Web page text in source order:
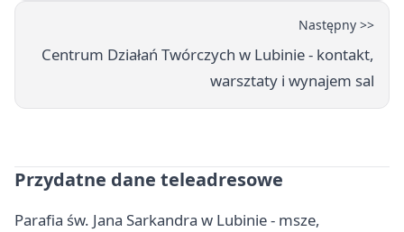
Następny >>
Centrum Działań Twórczych w Lubinie - kontakt,
warsztaty i wynajem sal
Przydatne dane teleadresowe
Parafia św. Jana Sarkandra w Lubinie - msze,